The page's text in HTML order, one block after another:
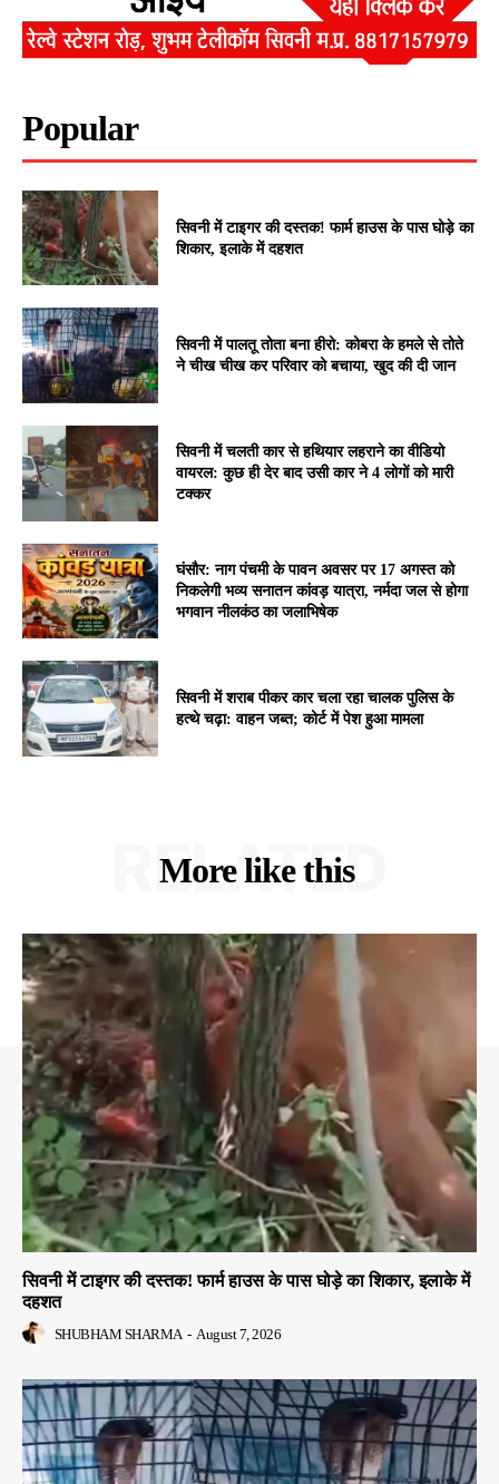
Popular
सिवनी में टाइगर की दस्तक! फार्म हाउस के पास घोड़े का
शिकार, इलाके में दहशत
सिवनी में पालतू तोता बना हीरो: कोबरा के हमले से तोते
ने चीख चीख कर परिवार को बचाया, खुद की दी जान
सिवनी में चलती कार से हथियार लहराने का वीडियो
वायरल: कुछ ही देर बाद उसी कार ने 4 लोगों को मारी
टक्कर
घंसौर: नाग पंचमी के पावन अवसर पर 17 अगस्त को
निकलेगी भव्य सनातन कांवड़ यात्रा, नर्मदा जल से होगा
भगवान नीलकंठ का जलाभिषेक
सिवनी में शराब पीकर कार चला रहा चालक पुलिस के
हत्थे चढ़ा: वाहन जब्त; कोर्ट में पेश हुआ मामला
More like this
RELATED
सिवनी में टाइगर की दस्तक! फार्म हाउस के पास घोड़े का शिकार, इलाके में
दहशत
SHUBHAM SHARMA - August 7, 2026